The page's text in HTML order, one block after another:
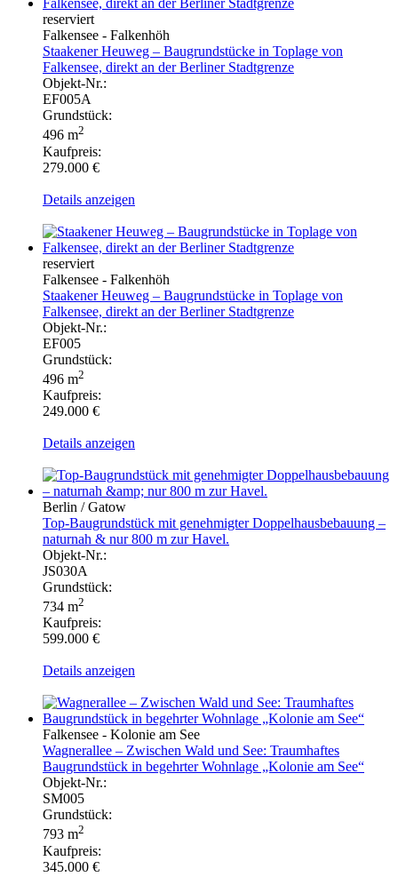
reserviert
Falkensee - Falkenhöh
Staakener Heuweg – Baugrundstücke in Toplage von
Falkensee, direkt an der Berliner Stadtgrenze
Objekt-Nr.:
EF005A
Grundstück:
496 m2
Kaufpreis:
279.000 €
Details anzeigen
reserviert
Falkensee - Falkenhöh
Staakener Heuweg – Baugrundstücke in Toplage von
Falkensee, direkt an der Berliner Stadtgrenze
Objekt-Nr.:
EF005
Grundstück:
496 m2
Kaufpreis:
249.000 €
Details anzeigen
Berlin / Gatow
Top-Baugrundstück mit genehmigter Doppelhausbebauung –
naturnah & nur 800 m zur Havel.
Objekt-Nr.:
JS030A
Grundstück:
734 m2
Kaufpreis:
599.000 €
Details anzeigen
Falkensee - Kolonie am See
Wagnerallee – Zwischen Wald und See: Traumhaftes
Baugrundstück in begehrter Wohnlage „Kolonie am See“
Objekt-Nr.:
SM005
Grundstück:
793 m2
Kaufpreis:
345.000 €